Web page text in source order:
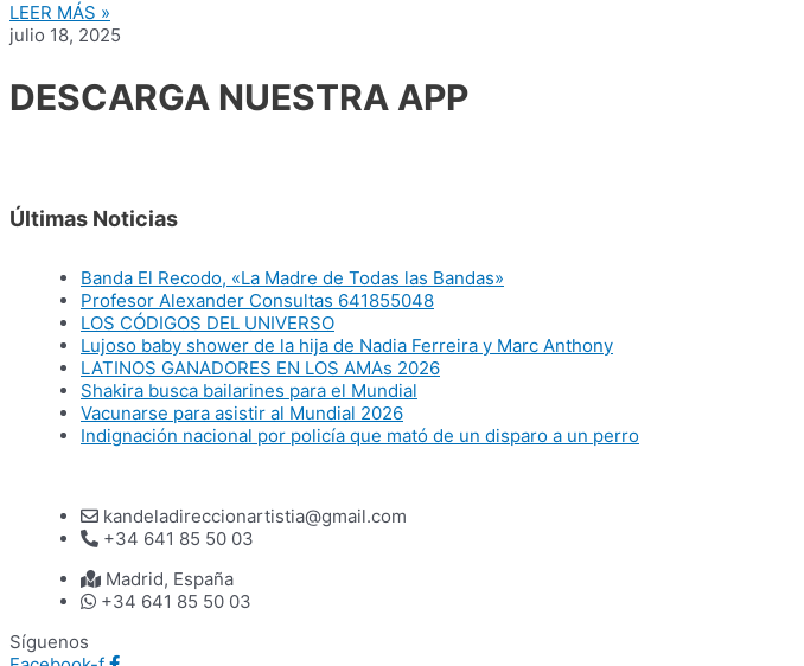
LEER MÁS »
julio 18, 2025
DESCARGA NUESTRA APP
Últimas Noticias
Banda El Recodo, «La Madre de Todas las Bandas»
Profesor Alexander Consultas 641855048
LOS CÓDIGOS DEL UNIVERSO
Lujoso baby shower de la hija de Nadia Ferreira y Marc Anthony
LATINOS GANADORES EN LOS AMAs 2026
Shakira busca bailarines para el Mundial
Vacunarse para asistir al Mundial 2026
Indignación nacional por policía que mató de un disparo a un perro
kandeladireccionartistia@gmail.com
+34 641 85 50 03
Madrid, España
+34 641 85 50 03
Síguenos